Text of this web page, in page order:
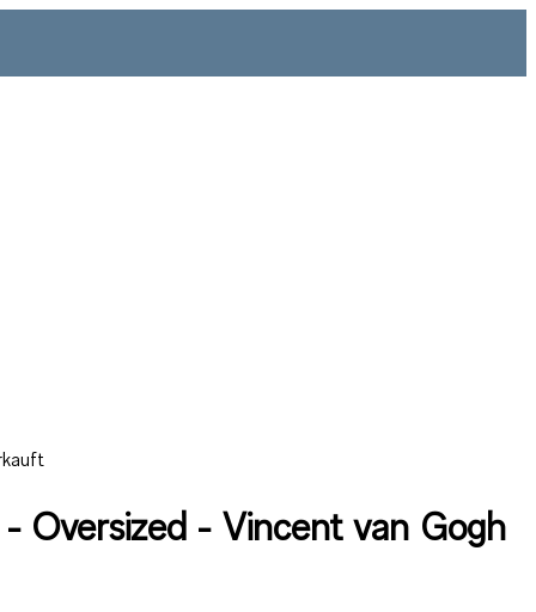
Oversized - Vincent van Gogh